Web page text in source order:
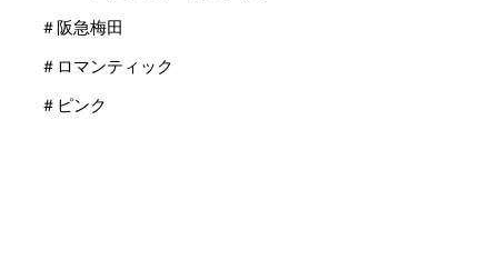
＃阪急梅田
＃ロマンティック
＃ピンク